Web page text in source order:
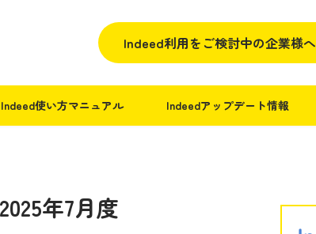
Indeed利用をご検討中の企業様へ
Indeed使い方マニュアル Indeedアップデート情報
年7月度